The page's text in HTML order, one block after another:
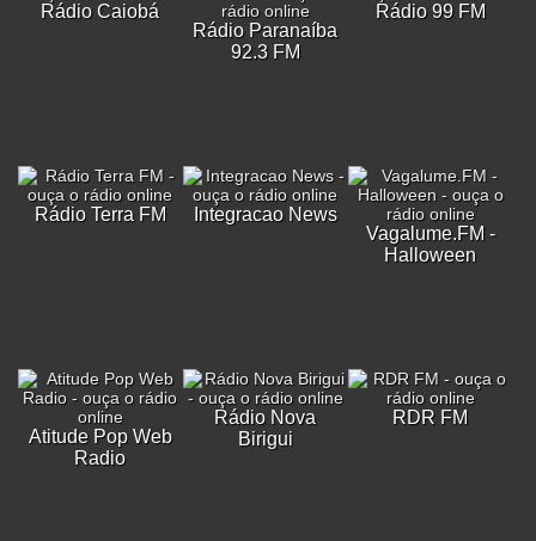
Rádio Caiobá
Rádio Paranaíba
92.3 FM
Rádio 99 FM
Rádio Terra FM
Integracao News
Vagalume.FM -
Halloween
Atitude Pop Web
Radio
Rádio Nova
Birigui
RDR FM